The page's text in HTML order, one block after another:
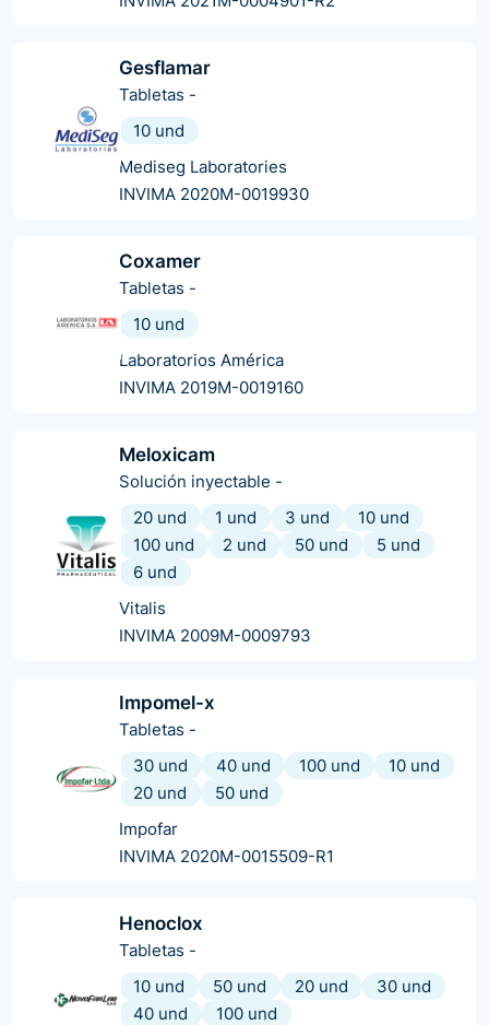
Gesflamar
Tabletas -
10 und
Mediseg Laboratories
INVIMA 2020M-0019930
Coxamer
Tabletas -
10 und
Laboratorios América
INVIMA 2019M-0019160
Meloxicam
Solución inyectable -
20 und
1 und 3 und
10 und
100 und
2 und 50 und
5 und
6 und
Vitalis
INVIMA 2009M-0009793
Impomel-x
Tabletas -
30 und
40 und 100 und
10 und
20 und
50 und
Impofar
INVIMA 2020M-0015509-R1
Henoclox
Tabletas -
10 und
50 und 20 und
30 und
40 und
100 und